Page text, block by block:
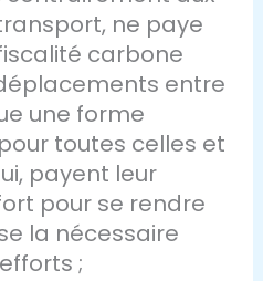
ne paye
carbone
entre
une forme
toutes celles et
payent leur
pour se rendre
la nécessaire
;